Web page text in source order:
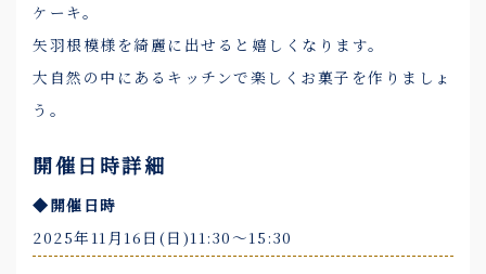
ケーキ。
矢羽根模様を綺麗に出せると嬉しくなります。
大自然の中にあるキッチンで楽しくお菓子を作りましょ
う。
開催日時詳細
◆開催日時
2025年11月16日(日)11:30〜15:30